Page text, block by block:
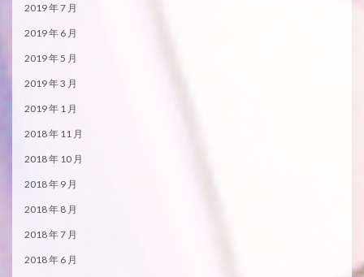
2019 年 7 月
2019 年 6 月
2019 年 5 月
2019 年 3 月
2019 年 1 月
2018 年 11 月
2018 年 10 月
2018 年 9 月
2018 年 8 月
2018 年 7 月
2018 年 6 月